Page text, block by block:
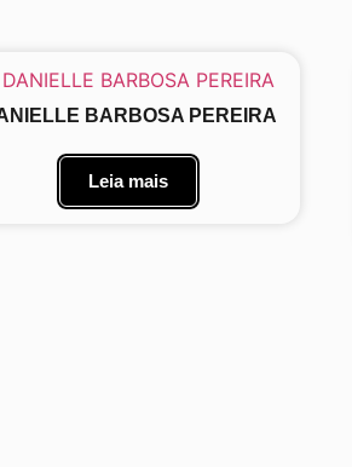
BARBOSA PEREIRA
Leia mais